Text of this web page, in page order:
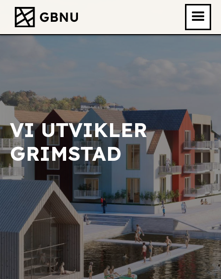
VI UTVIKLER
GRIMSTAD